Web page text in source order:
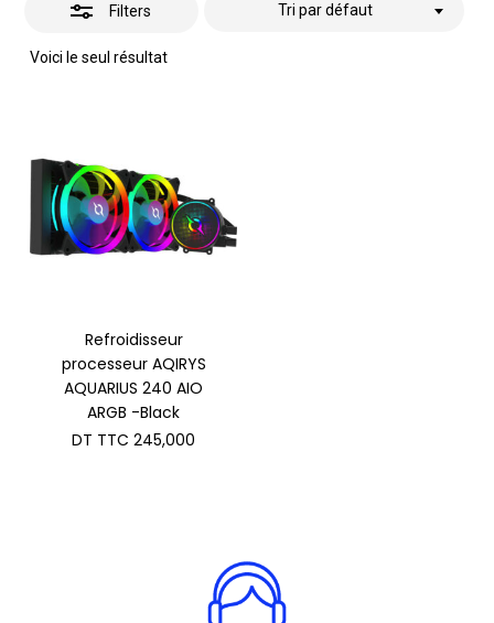
Filters
Voici le seul résultat
Tri par défaut
Refroidisseur
processeur AQIRYS
AQUARIUS 240 AIO
ARGB -Black
DT TTC 245,000